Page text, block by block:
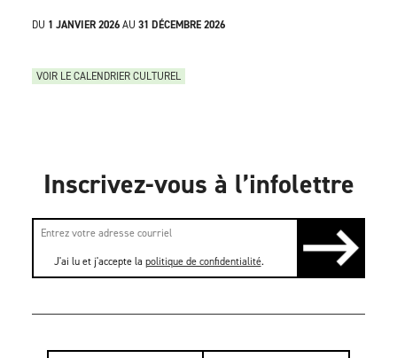
DU 1 JANVIER 2026AU 31 DÉCEMBRE 2026
VOIR LE CALENDRIER CULTUREL
Inscrivez-vous à l’infolettre
J'ai lu et j'accepte la politique de confidentialité.